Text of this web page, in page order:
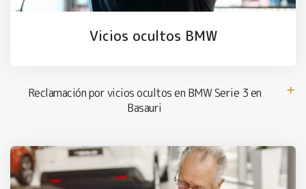
Vicios ocultos BMW
Reclamación por vicios ocultos en BMW Serie 3 en
Basauri